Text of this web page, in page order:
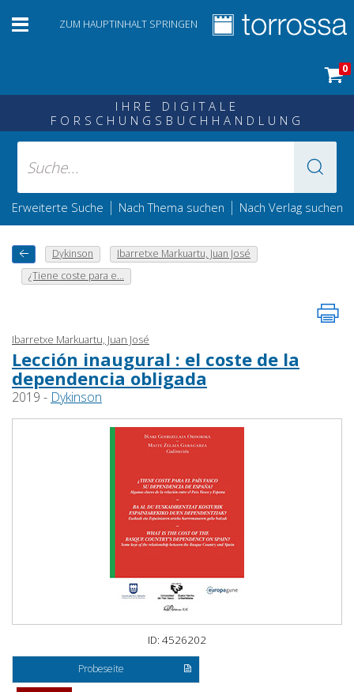
ZUM HAUPTINHALT SPRINGEN
0
IHRE DIGITALE
FORSCHUNGSBUCHHANDLUNG
Erweiterte Suche | Nach Thema suchen | Nach Verlag suchen
Dykinson
Ibarretxe Markuartu, Juan José
¿Tiene coste para e...
Ibarretxe Markuartu, Juan José
Lección inaugural : el coste de la
dependencia obligada
2019 - Dykinson
ID: 4526202
Probeseite